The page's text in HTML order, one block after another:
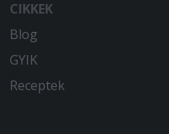
CIKKEK
Blog
GYIK
Receptek